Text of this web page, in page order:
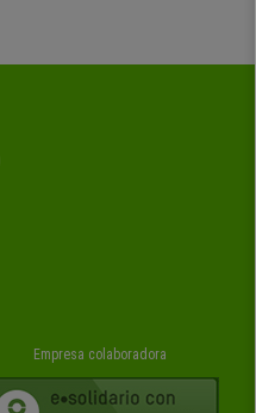
Empresa colaboradora